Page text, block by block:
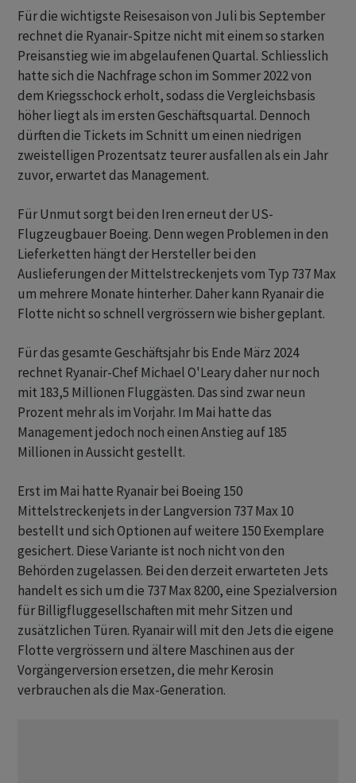
Für die wichtigste Reisesaison von Juli bis September
rechnet die Ryanair-Spitze nicht mit einem so starken
Preisanstieg wie im abgelaufenen Quartal. Schliesslich
hatte sich die Nachfrage schon im Sommer 2022 von
dem Kriegsschock erholt, sodass die Vergleichsbasis
höher liegt als im ersten Geschäftsquartal. Dennoch
dürften die Tickets im Schnitt um einen niedrigen
zweistelligen Prozentsatz teurer ausfallen als ein Jahr
zuvor, erwartet das Management.
Für Unmut sorgt bei den Iren erneut der US-
Flugzeugbauer Boeing. Denn wegen Problemen in den
Lieferketten hängt der Hersteller bei den
Auslieferungen der Mittelstreckenjets vom Typ 737 Max
um mehrere Monate hinterher. Daher kann Ryanair die
Flotte nicht so schnell vergrössern wie bisher geplant.
Für das gesamte Geschäftsjahr bis Ende März 2024
rechnet Ryanair-Chef Michael O'Leary daher nur noch
mit 183,5 Millionen Fluggästen. Das sind zwar neun
Prozent mehr als im Vorjahr. Im Mai hatte das
Management jedoch noch einen Anstieg auf 185
Millionen in Aussicht gestellt.
Erst im Mai hatte Ryanair bei Boeing 150
Mittelstreckenjets in der Langversion 737 Max 10
bestellt und sich Optionen auf weitere 150 Exemplare
gesichert. Diese Variante ist noch nicht von den
Behörden zugelassen. Bei den derzeit erwarteten Jets
handelt es sich um die 737 Max 8200, eine Spezialversion
für Billigfluggesellschaften mit mehr Sitzen und
zusätzlichen Türen. Ryanair will mit den Jets die eigene
Flotte vergrössern und ältere Maschinen aus der
Vorgängerversion ersetzen, die mehr Kerosin
verbrauchen als die Max-Generation.